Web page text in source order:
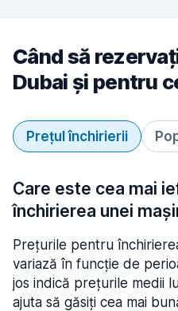
Când să
Dubai și pentru
Prețul închirierii
Care este cea mai
închirierea unei
Prețurile pentru
variază în funcție de
jos indică prețurile medii
ajuta să găsiți cea mai